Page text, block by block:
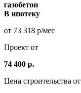
газобетон
В ипотеку
от 73 318 р/мес
Проект от
74 400 р.
Цена строительства от